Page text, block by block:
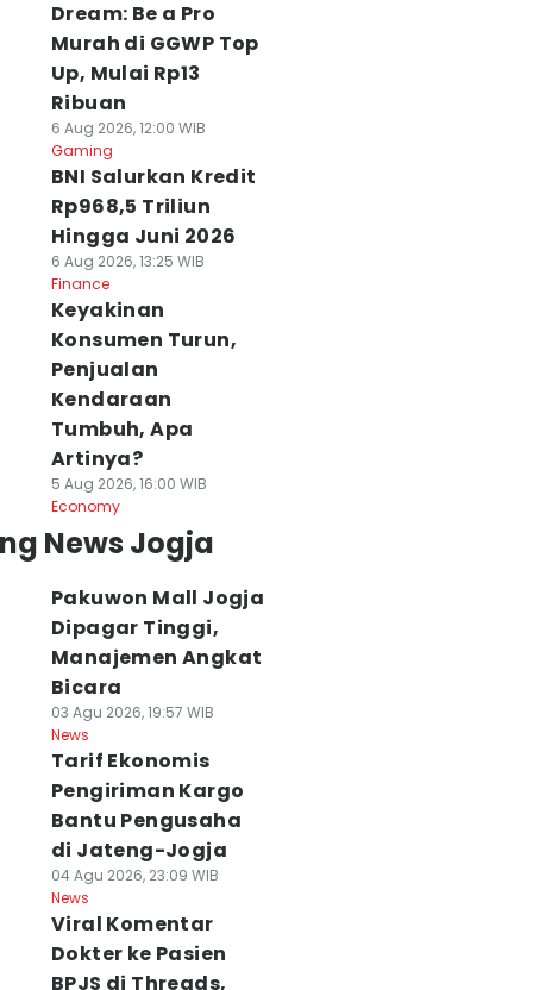
Dream: Be a Pro
Murah di GGWP Top
Up, Mulai Rp13
Ribuan
6 Aug 2026, 12:00 WIB
Gaming
BNI Salurkan Kredit
Rp968,5 Triliun
Hingga Juni 2026
6 Aug 2026, 13:25 WIB
Finance
Keyakinan
Konsumen Turun,
Penjualan
Kendaraan
Tumbuh, Apa
Artinya?
5 Aug 2026, 16:00 WIB
Economy
News Jogja
Pakuwon Mall Jogja
Dipagar Tinggi,
Manajemen Angkat
Bicara
03 Agu 2026, 19:57 WIB
News
Tarif Ekonomis
Pengiriman Kargo
Bantu Pengusaha
di Jateng-Jogja
04 Agu 2026, 23:09 WIB
News
Viral Komentar
Dokter ke Pasien
BPJS di Threads,